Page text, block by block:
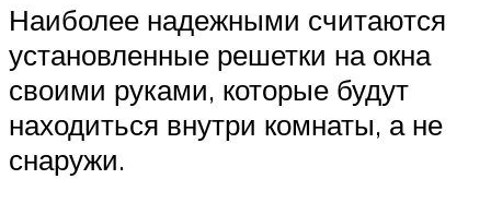
Наиболее надежными считаются
установленные решетки на окна
своими руками, которые будут
находиться внутри комнаты, а не
снаружи.